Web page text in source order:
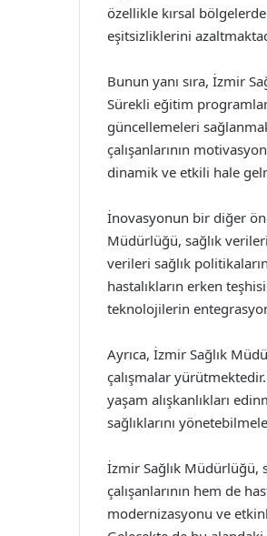
özellikle kırsal
eşitsizliklerini
Bunun yanı sıra, İzmir
Sürekli eğitim
güncellemeleri
çalışanlarının
dinamik ve etkili hale
İnovasyonun bir diğer
Müdürlüğü, sağlık
verileri sağlık
hastalıkların erken
teknolojilerin
Ayrıca, İzmir Sağlık
çalışmalar
yaşam alışkanlıkları
sağlıklarını
İzmir Sağlık Müdürlüğü,
çalışanlarının hem de
modernizasyonu ve